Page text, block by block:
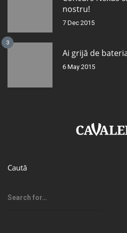
nostru!
7 Dec 2015
3
Ai grijă de
6 May 2015
Caută